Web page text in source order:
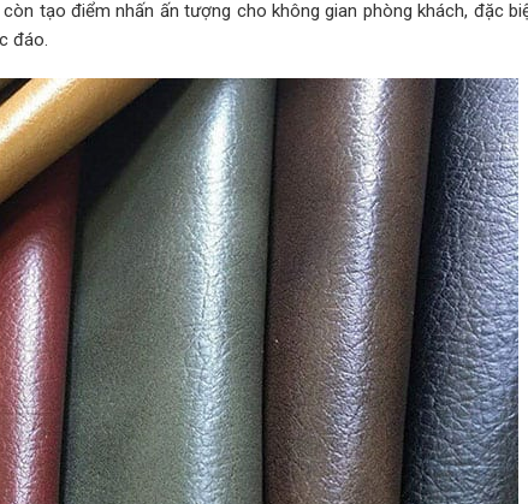
tạo điểm nhấn ấn tượng cho không gian phòng khách, đặc
đáo.